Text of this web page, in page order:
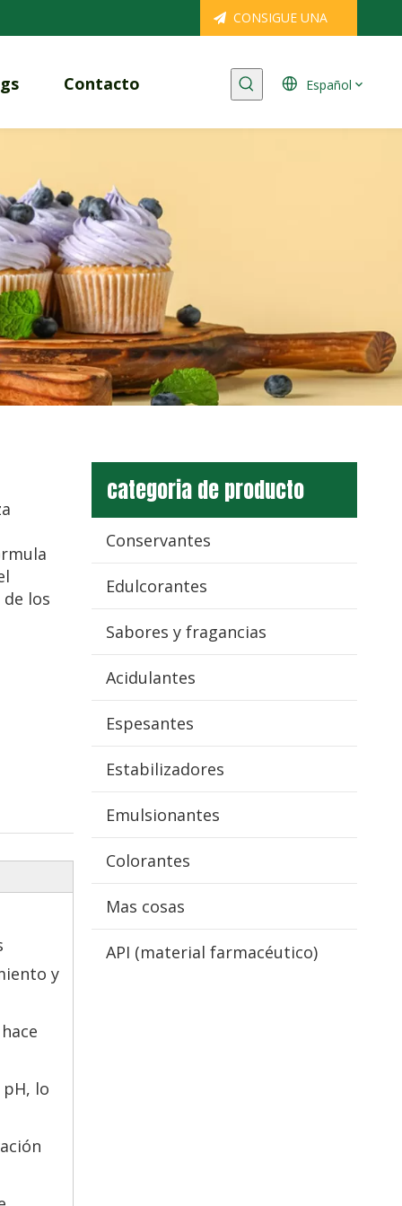
CONSIGUE UNA
Contacto Español
los
y
lo
categoria de producto
Conservantes
Edulcorantes
Sabores y fragancias
Acidulantes
Espesantes
Estabilizadores
Emulsionantes
Colorantes
Mas cosas
API (material farmacéutico)